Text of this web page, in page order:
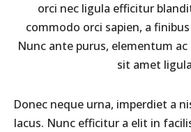
orci nec ligula efficitur
commodo orci sapien, a
Nunc ante purus, elementum
sit amet
Donec neque urna, imperdiet a
lacus. Nunc efficitur a elit in